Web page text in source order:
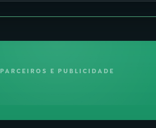
PARCEIROS E PUBLICIDADE